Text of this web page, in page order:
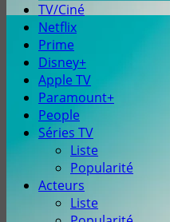
TV/Ciné
Netflix
Prime
Disney+
Apple TV
Paramount+
People
Séries TV
Liste
Popularité
Acteurs
Liste